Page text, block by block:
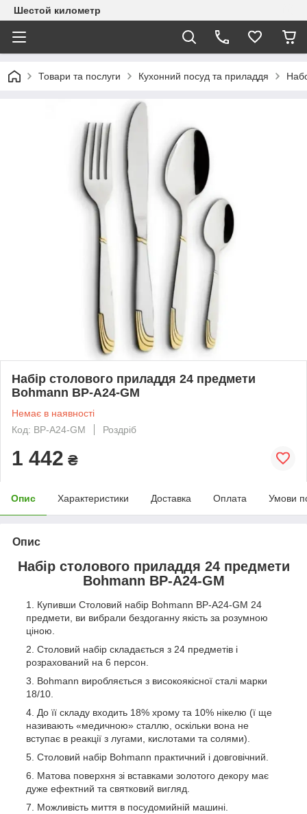
Шестой километр
Товари та послуги Кухонний посуд та приладдя
Набір столового приладдя 24 предмети
Bohmann BP-A24-GM
Немає в наявності
Код: BP-A24-GM
Роздріб
1 442 ₴
Опис Характеристики Доставка Оплата Умови
Опис
Набір столового приладдя 24 предмети
Bohmann BP-A24-GM
Купивши Столовий набір Bohmann BP-A24-GM 24
предмети, ви вибрали бездоганну якість за розумною
ціною.
Столовий набір складається з 24 предметів і
розрахований на 6 персон.
Bohmann виробляється з високоякісної сталі марки
18/10.
До її складу входить 18% хрому та 10% нікелю (ї ще
називають «медичною» сталлю, оскільки вона не
вступає в реакції з лугами, кислотами та солями).
Столовий набір Bohmann практичний і довговічний.
Матова поверхня зі вставками золотого декору має
дуже ефектний та святковий вигляд.
Можливість миття в посудомийній машині.